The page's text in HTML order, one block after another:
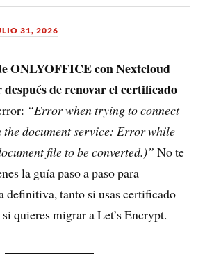
31, 2026
ONLYOFFICE con Nextcloud
de renovar el certificado
“Error when trying to connect
document service: Error while
file to be converted.)” No te
la guía paso a paso para
definitiva, tanto si usas certificado
quieres migrar a Let’s Encrypt.